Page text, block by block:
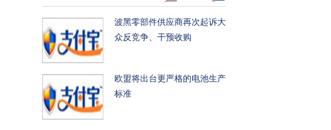
波黑零部件供应商再次起诉大
众反竞争、干预收购
欧盟将出台更严格的电池生产
标准